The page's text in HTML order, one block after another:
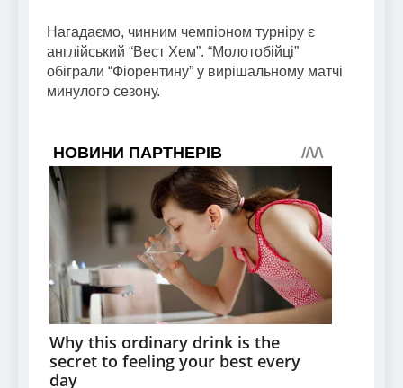
Нагадаємо, чинним чемпіоном турніру є
англійський “Вест Хем”. “Молотобійці”
обіграли “Фіорентину” у вирішальному матчі
минулого сезону.